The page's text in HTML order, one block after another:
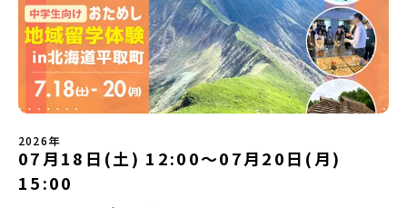
す。 【STEP2】個別プログラム説明会（☆順次ページを公開しま
す）〜「地域別のプログラム」を具体的に知りたい方へ〜 「現地で
は何をするの？」という疑問にお答えする説明会です。その場所な
らではのプログラムをたっぷりお伝えします！🚩現在公開中の個別
説明会はこちらから（順次公開予定）【5/7(木)】北海道平取町
【5/8(金)】熊本県芦北町▼おためし地域留学の情報▼おためし地域
体験」のプログラム開催情報を公式LINEにて配信中！ぜひご登録く
ださい♪気になることや不安な点は、LINEから気軽にご相談くださ
い。👉 【LINE登録はこちら】
めてのひとり旅でも安心！現地でもスタッフがしっかりとサポート
いたします。今回のフィールドは「佐賀県有田町（ありたちょ
う）」佐賀県の西部にある有田町は、江戸時代から400年以上続く
「窯業（ようぎょう）」の町。 窯（かま）で粘土を焼いてつくるも
のづくりが、この町の文化として今も受け継がれています。世界で
も知られる「有田焼」は、この窯業の中から生まれました。長い歴
史の中で積み重ねられてきた技術や工夫、そして“つくる人の想
い”が、この町には残っています。また、文化施設が「日本遺産」や
「日本の20世紀遺産」に認定されるなど日本を代表する伝統工芸の
町です。さらに、有田町には「日本の棚田百選」に選ばれた「岳の
棚田（たなだ）」や「名水百選」や「水源の森百選」に選ばれた
「竜門峡（りゅうもんきょう）」など、思わず立ち止まりたくなる
2026年
07月18日(土) 12:00〜07月20日(月)
15:00